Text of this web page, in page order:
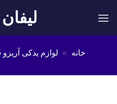
خانه » لوازم یدکی آریزو 5